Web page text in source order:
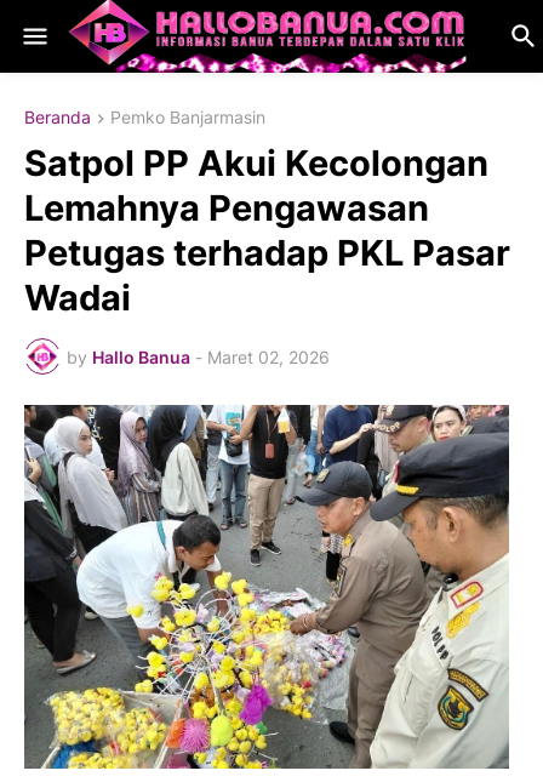
Beranda Pemko Banjarmasin
​Satpol PP Akui Kecolongan
Lemahnya Pengawasan
Petugas terhadap PKL Pasar
Wadai
by Hallo Banua - Maret 02, 2026